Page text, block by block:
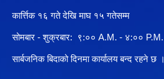
कार्त्तिक १६ गते देखि माघ १५ गतेसम्म
सोमबार - शुक्रबार: ९:०० A.M. - ४:०० P.M.
सार्बजनिक बिदाको दिनमा कार्यालय बन्द रहने छ ।